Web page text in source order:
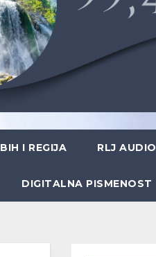
BIH I REGIJA RLJ AUDIO
DIGITALNA PISMENOST